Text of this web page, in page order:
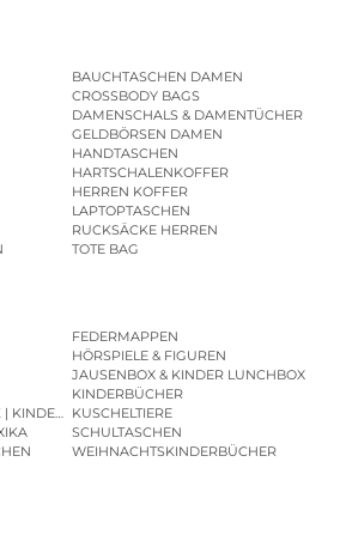
BAUCHTASCHEN DAMEN
CROSSBODY BAGS
DAMENSCHALS & DAMENTÜCHER
GELDBÖRSEN DAMEN
HANDTASCHEN
HARTSCHALENKOFFER
HERREN KOFFER
LAPTOPTASCHEN
RUCKSÄCKE HERREN
TOTE BAG
FEDERMAPPEN
HÖRSPIELE & FIGUREN
JAUSENBOX & KINDER LUNCHBOX
KINDERBÜCHER
KINDERGARTENRUCKSACK | KINDERGARTENBEUTEL
KUSCHELTIERE
SCHULTASCHEN
WEIHNACHTSKINDERBÜCHER